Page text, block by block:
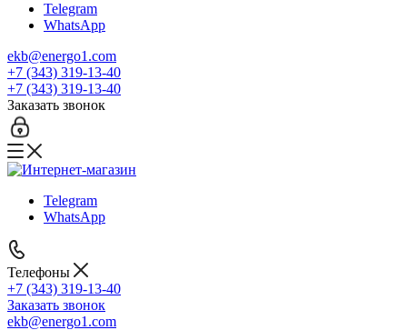
Telegram
WhatsApp
ekb@energo1.com
+7 (343) 319-13-40
+7 (343) 319-13-40
Заказать звонок
Telegram
WhatsApp
Телефоны
+7 (343) 319-13-40
Заказать звонок
ekb@energo1.com